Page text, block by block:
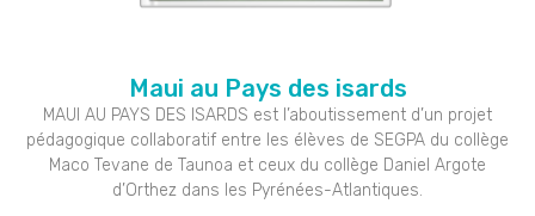
Maui au Pays des isards
MAUI AU PAYS DES ISARDS est l’aboutissement d’un projet
pédagogique collaboratif entre les élèves de SEGPA du collège
Maco Tevane de Taunoa et ceux du collège Daniel Argote
d’Orthez dans les Pyrénées-Atlantiques.